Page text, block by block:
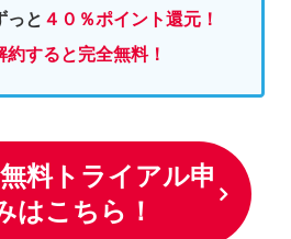
っと ４０％ポイント還元！
約すると完全無料！
料トライアル申
はこちら！